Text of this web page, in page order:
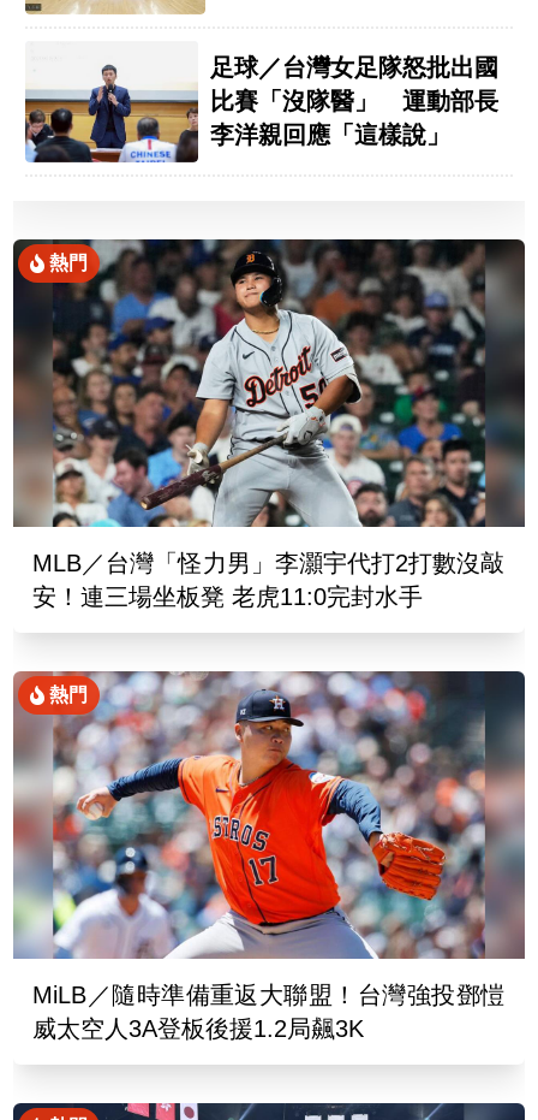
足球／台灣女足隊怒批出國
比賽「沒隊醫」 運動部長
李洋親回應「這樣說」
熱門
MLB／台灣「怪力男」李灝宇代打2打數沒敲
安！連三場坐板凳 老虎11:0完封水手
熱門
MiLB／隨時準備重返大聯盟！台灣強投鄧愷
威太空人3A登板後援1.2局飆3K